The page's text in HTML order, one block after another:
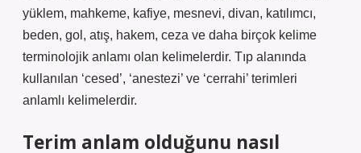
yüklem, mahkeme, kafiye, mesnevi, divan, katılımcı,
beden, gol, atış, hakem, ceza ve daha birçok kelime
terminolojik anlamı olan kelimelerdir. Tıp alanında
kullanılan ‘cesed’, ‘anestezi’ ve ‘cerrahi’ terimleri
anlamlı kelimelerdir.
Terim anlam olduğunu nasıl